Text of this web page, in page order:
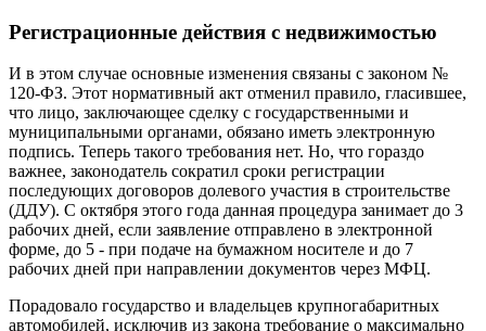
Регистрационные действия с недвижимостью
И в этом случае основные изменения связаны с законом №
120-ФЗ. Этот нормативный акт отменил правило, гласившее,
что лицо, заключающее сделку с государственными и
муниципальными органами, обязано иметь электронную
подпись. Теперь такого требования нет. Но, что гораздо
важнее, законодатель сократил сроки регистрации
последующих договоров долевого участия в строительстве
(ДДУ). С октября этого года данная процедура занимает до 3
рабочих дней, если заявление отправлено в электронной
форме, до 5 - при подаче на бумажном носителе и до 7
рабочих дней при направлении документов через МФЦ.
Порадовало государство и владельцев крупногабаритных
автомобилей, исключив из закона требование о максимально